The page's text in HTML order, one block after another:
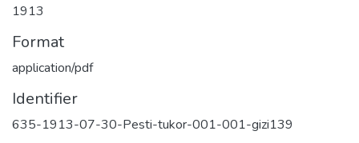
1913
Format
application/pdf
Identifier
635-1913-07-30-Pesti-tukor-001-001-gizi139